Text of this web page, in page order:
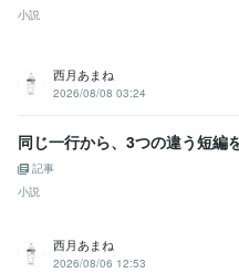
小説
西月あまね
2026/08/08 03:24
同じ一行から、3つの違う短編
記事
小説
西月あまね
2026/08/06 12:53